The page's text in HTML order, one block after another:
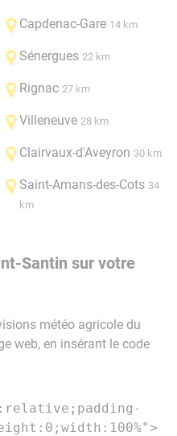
Capdenac-Gare 14 km
Sénergues 22 km
Rignac 27 km
Villeneuve 28 km
Clairvaux-d'Aveyron 30 km
Saint-Amans-des-Cots 34
km
Santin sur votre
météo agricole du
web, en insérant le code